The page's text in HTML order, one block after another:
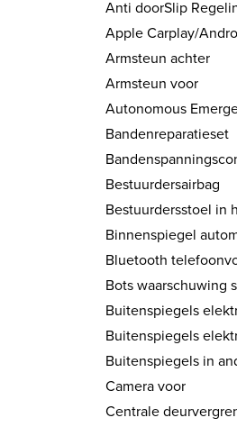
Anti doorSlip
Apple Carplay/
Armsteun achter
Armsteun voor
Autonomous
Bandenreparatieset
Bestuurdersairbag
Bestuurdersstoel in
Binnenspiegel
Bluetooth
Bots waarschuwing
Buitenspiegels
Buitenspiegels
Buitenspiegels in
Camera voor
Centrale